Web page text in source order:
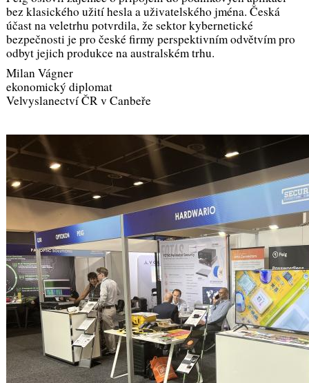
bez klasického užití hesla a uživatelského jména. Česká
účast na veletrhu potvrdila, že sektor kybernetické
bezpečnosti je pro české firmy perspektivním odvětvím pro
odbyt jejich produkce na australském trhu.
Milan Vágner
ekonomický diplomat
Velvyslanectví ČR v Canbeře